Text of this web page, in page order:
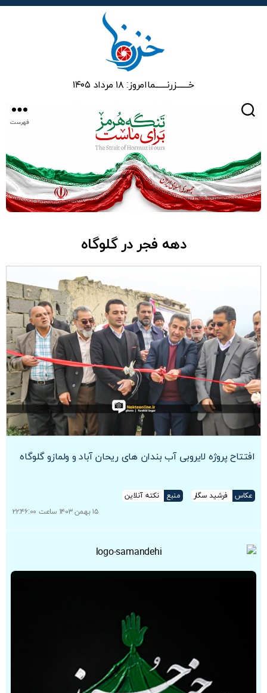
خـــــــزرنـــــــماامروز: ۱۸ مرداد ۱۴۰۵
فهرست
دهه فجر در گلوگاه
افتتاح پروژه لایروبی آب بندان های ریحان آباد و ولمازو گلوگاه
عکاس فرشید سگار منبع
نکته آنلاین
۱۵ بهمن ۱۴۰۳ ساعت ۲۲:۴۶:۰۰